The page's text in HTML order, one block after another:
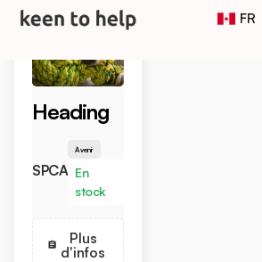
FR
Heading
SPCA
À venir
En
stock
Plus
d'infos